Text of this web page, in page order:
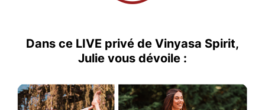
Dans ce LIVE privé de Vinyasa Spirit,
Julie vous dévoile :